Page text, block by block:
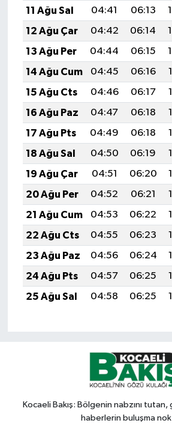
11 Ağu Sal
04:41 06:13
12 Ağu Çar
04:42 06:14
13 Ağu Per
04:44 06:15
14 Ağu Cum
04:45 06:16
15 Ağu Cts
04:46 06:17
16 Ağu Paz
04:47 06:18
17 Ağu Pts
04:49 06:18
18 Ağu Sal
04:50 06:19
19 Ağu Çar
04:51 06:20
20 Ağu Per
04:52 06:21
21 Ağu Cum
04:53 06:22
22 Ağu Cts
04:55 06:23
23 Ağu Paz
04:56 06:24
24 Ağu Pts
04:57 06:25
25 Ağu Sal
04:58 06:25
Kocaeli Bakış: Bölgenin nabzını
haberlerin buluşma